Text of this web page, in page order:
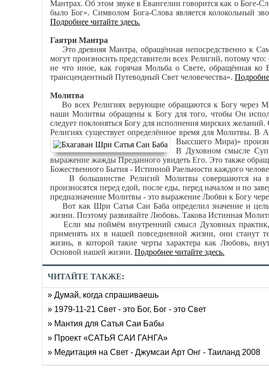
Мантрах. Об этом звуке в Евангелии говорится как о
было Бог». Символом Бога-Слова является колокольный
Подробнее читайте здесь.
Гаятри Мантра
Это древняя Мантра, обращённая непосредственно к
могут произносить представители всех Религий, потому
не что иное, как горячая Мольба о Свете, обращённая
трансцендентный Путеводный Свет человечества».
Молитва
Во всех Религиях верующие обращаются к Богу через
наши Молитвы обращены к Богу для того, чтобы Он
следует поклоняться Богу для исполнения мирских
Религиях существует определённое время для Молитвы.
Выссшего Мира)»
В Духовном смысле
выражение жажды Преданного увидеть Его. Это также
Божественного Бытия - Истинной Раельности каждого
В большинстве Религий Молитвы совершаются на
произносятся перед едой, после еды, перед началом и по
предназначение Молитвы - это выражение Любви к Богу
Вот как Шри Сатья Саи Баба определил значение и
жизни. Поэтому развивайте Любовь. Такова Истинная
Если мы поймём внутренний смысл Духовных
применять их в нашей повседневной жизни, они станут
жизнь, в которой такие черты характера как Любовь,
Основой нашей жизни. Подробнее читайте здесь.
ЧИТАЙТЕ ТАКЖЕ:
» Думай, когда спрашиваешь
» 1979-11-21 Свет - это Бог, Бог - это Свет
» Мантия для Сатья Саи Бабы
» Проект «САТЬЯ САИ ГАНГА»
» Медитация на Свет - Джумсаи Арт Онг - Таиланд 2008